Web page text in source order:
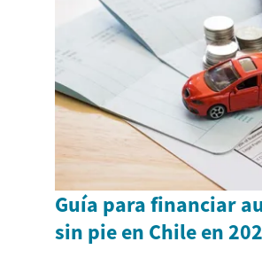
Guía para financiar
sin pie en Chile en